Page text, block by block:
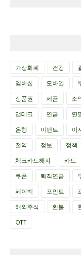
가상화폐 건강
멤버십
모바일
상품권
세금 소
앱테크
연금 연
은행
이벤트 이
절약
정보 정책
체크카드해지
카드
쿠폰
퇴직연금
페이백
포인트
해외주식
환불
OTT